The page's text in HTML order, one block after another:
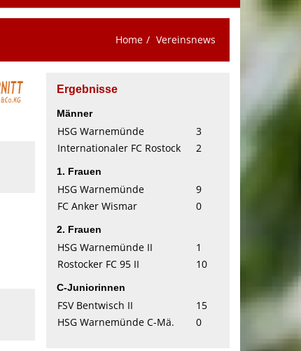
Home Vereinsnews
Ergebnisse
Männer
HSG Warnemünde
3
Internationaler FC Rostock
2
1. Frauen
HSG Warnemünde
9
FC Anker Wismar
0
2. Frauen
HSG Warnemünde II
1
Rostocker FC 95 II
10
C-Juniorinnen
FSV Bentwisch II
15
HSG Warnemünde C-Mä.
0